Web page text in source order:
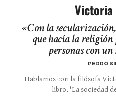
Victoria
«Con la
que hacía la
personas con
PEDRO
Hablamos con la filósofa
libro, 'La sociedad